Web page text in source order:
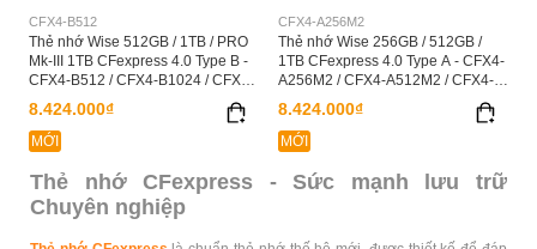
CFX4-B512
Thẻ nhớ Wise 512GB / 1TB / PRO
Mk-III 1TB CFexpress 4.0 Type B -
CFX4-B512 / CFX4-B1024 / CFX4-
8.424.000₫
MỚI
CFX4-A256M2
Thẻ nhớ Wise 256GB / 512GB /
1TB CFexpress 4.0 Type A - CFX4-
A256M2 / CFX4-A512M2 / CFX4-
8.424.000₫
MỚI
Thẻ nhớ CFexpress - Sức mạnh lưu trữ
Chuyên nghiệp